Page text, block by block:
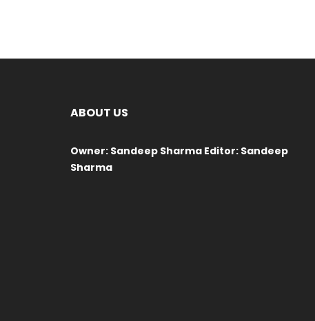
ABOUT US
Owner: Sandeep Sharma Editor: Sandeep
Sharma